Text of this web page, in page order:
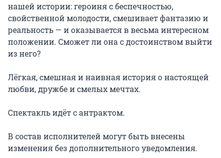
нашей истории: героиня с беспечностью,
свойственной молодости, смешивает фантазию и
реальность — и оказывается в весьма интересном
положении. Сможет ли она с достоинством выйти
из него?
Лёгкая, смешная и наивная история о настоящей
любви, дружбе и смелых мечтах.
Спектакль идёт с антрактом.
В состав исполнителей могут быть внесены
изменения без дополнительного уведомления.